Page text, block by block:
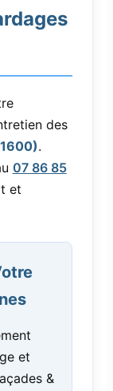
des
.
07 86 85
et
et
&